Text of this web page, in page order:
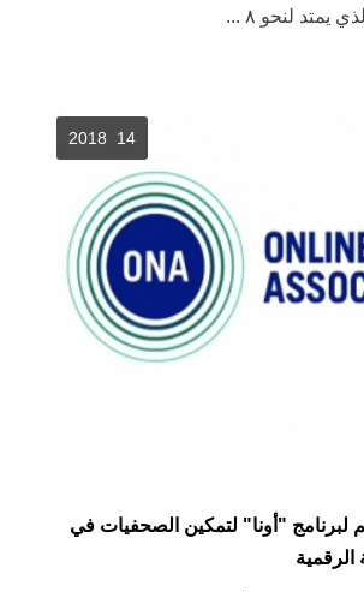
يمتد لنحو ٨ ...
14 2018
لبرنامج "أونا" لتمكين الصحفيات في